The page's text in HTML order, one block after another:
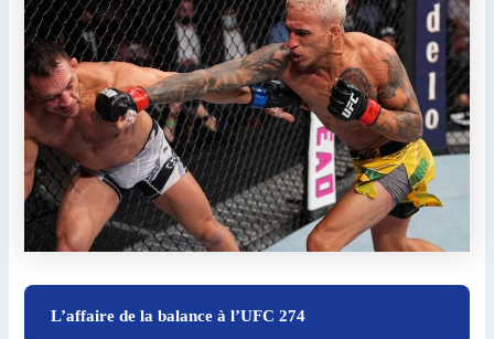
L’affaire de la balance à l’UFC 274